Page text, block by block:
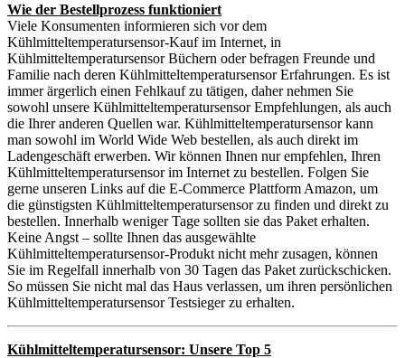
Wie der Bestellprozess funktioniert
Viele Konsumenten informieren sich vor dem
Kühlmitteltemperatursensor-Kauf im Internet, in
Kühlmitteltemperatursensor Büchern oder befragen Freunde und
Familie nach deren Kühlmitteltemperatursensor Erfahrungen. Es ist
immer ärgerlich einen Fehlkauf zu tätigen, daher nehmen Sie
sowohl unsere Kühlmitteltemperatursensor Empfehlungen, als auch
die Ihrer anderen Quellen war. Kühlmitteltemperatursensor kann
man sowohl im World Wide Web bestellen, als auch direkt im
Ladengeschäft erwerben. Wir können Ihnen nur empfehlen, Ihren
Kühlmitteltemperatursensor im Internet zu bestellen. Folgen Sie
gerne unseren Links auf die E-Commerce Plattform Amazon, um
die günstigsten Kühlmitteltemperatursensor zu finden und direkt zu
bestellen. Innerhalb weniger Tage sollten sie das Paket erhalten.
Keine Angst – sollte Ihnen das ausgewählte
Kühlmitteltemperatursensor-Produkt nicht mehr zusagen, können
Sie im Regelfall innerhalb von 30 Tagen das Paket zurückschicken.
So müssen Sie nicht mal das Haus verlassen, um ihren persönlichen
Kühlmitteltemperatursensor Testsieger zu erhalten.
Kühlmitteltemperatursensor: Unsere Top 5